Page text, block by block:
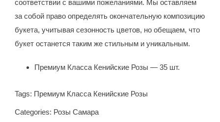
соответствии с вашими пожеланиями. Мы оставляем
за собой право определять окончательную композицию
букета, учитывая сезонность цветов, но обещаем, что
букет останется таким же стильным и уникальным.
Премиум Класса Кенийские Розы — 35 шт.
Tags: Премиум Класса Кенийские Розы
Categories: Розы Самара